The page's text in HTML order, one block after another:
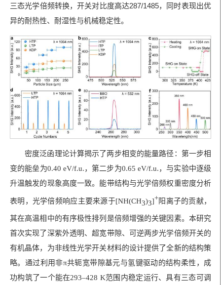
三态光学倍频转换，开关对比度高达287/1485，同时表现出优
异的耐热性、耐湿性与机械稳定性。
密度泛函理论计算揭示了两步相变的能量路径：第一步相
变的能垒为0.40 eV/f.u.，第二步为0.65 eV/f.u.，与实验中逐级
升温触发的现象高度一致。能带结构与光学倍频权重密度分析
表明，光学倍频响应主要来源于[NH(CH3)3]+阳离子的贡献，
其在高温相中的有序极性排列是倍频增强的关键因素。本研究
首次实现了深紫外透明、超宽带隙、可逆两步光学倍频开关的
有机晶体，为非线性光学开关材料的设计提供了全新的结构策
略。通过利用非π共轭宽带隙基元与氢键驱动的结构柔性，成
功构筑了一个能在293–428 K范围内稳定运行、具有三态可调